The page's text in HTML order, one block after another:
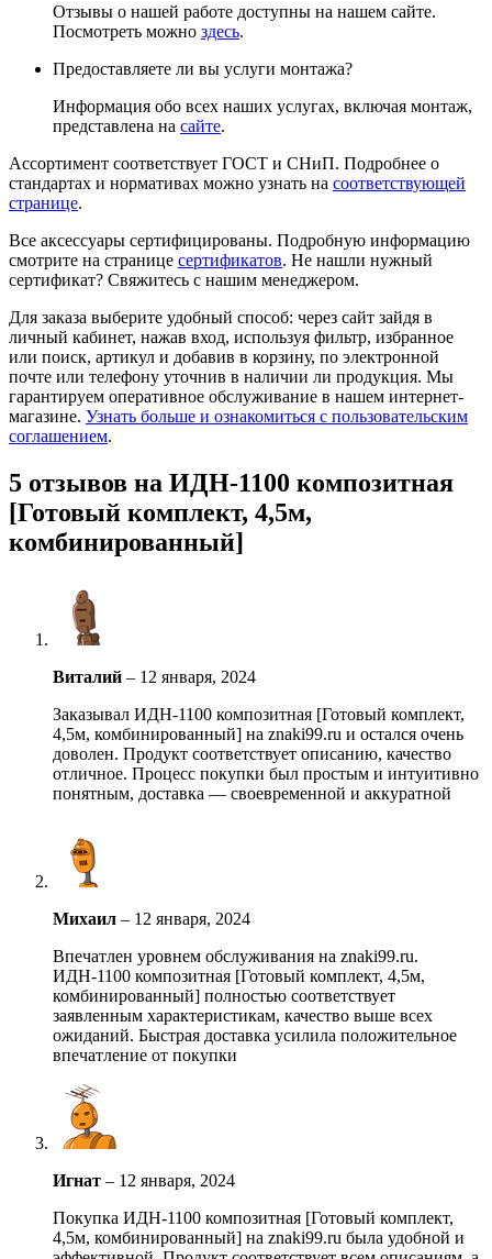
Отзывы о нашей работе доступны на нашем сайте.
Посмотреть можно здесь.
Предоставляете ли вы услуги монтажа?
Информация обо всех наших услугах, включая монтаж,
представлена на сайте.
Ассортимент соответствует ГОСТ и СНиП. Подробнее о
стандартах и нормативах можно узнать на соответствующей
странице.
Все аксессуары сертифицированы. Подробную информацию
смотрите на странице сертификатов. Не нашли нужный
сертификат? Свяжитесь с нашим менеджером.
Для заказа выберите удобный способ: через сайт зайдя в
личный кабинет, нажав вход, используя фильтр, избранное
или поиск, артикул и добавив в корзину, по электронной
почте или телефону уточнив в наличии ли продукция. Мы
гарантируем оперативное обслуживание в нашем интернет-
магазине. Узнать больше и ознакомиться с пользовательским
соглашением.
5 отзывов на ИДН-1100 композитная
[Готовый комплект, 4,5м,
комбинированный]
Виталий – 12 января, 2024
Заказывал ИДН-1100 композитная [Готовый комплект,
4,5м, комбинированный] на znaki99.ru и остался очень
доволен. Продукт соответствует описанию, качество
отличное. Процесс покупки был простым и интуитивно
понятным, доставка — своевременной и аккуратной
Михаил – 12 января, 2024
Впечатлен уровнем обслуживания на znaki99.ru.
ИДН-1100 композитная [Готовый комплект, 4,5м,
комбинированный] полностью соответствует
заявленным характеристикам, качество выше всех
ожиданий. Быстрая доставка усилила положительное
впечатление от покупки
Игнат – 12 января, 2024
Покупка ИДН-1100 композитная [Готовый комплект,
4,5м, комбинированный] на znaki99.ru была удобной и